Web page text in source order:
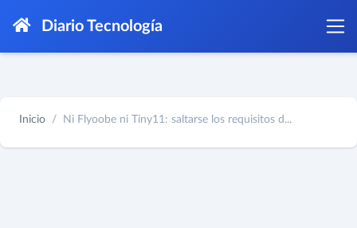
Diario Tecnología
Inicio Ni Flyoobe ni Tiny11: saltarse los requisitos d...